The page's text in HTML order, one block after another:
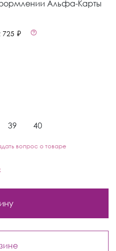
Альфа-Карты
725 ₽
39 40
вопрос о товаре